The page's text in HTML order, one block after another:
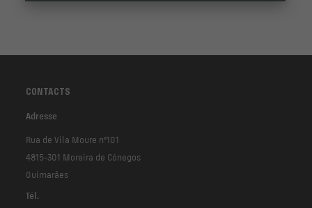
CONTACTS
Adresse
Rua de Vila Moure nº101
4815-301 Moreira de Cónegos
Guimarães
Tél.